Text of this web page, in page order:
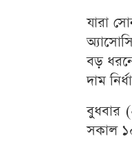
যারা
বড়
দাম
বুধবার
সকাল